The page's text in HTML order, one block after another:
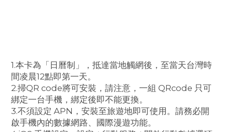
1.本卡為「日曆制」，抵達當地觸網後，至當天台灣時
間凌晨12點即第一天。
2.掃QR code將可安裝，請注意，一組 QRcode 只可
綁定一台手機，綁定後即不能更換。
3.不須設定 APN，安裝至旅遊地即可使用。請務必開
啟手機內的數據網路、國際漫遊功能。